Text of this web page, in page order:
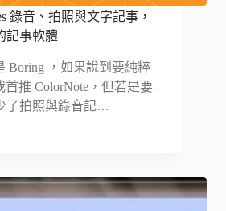
錄音、拍照與文字記事，
記事軟體
Boring ，如果說到要純粹
推 ColorNote，但若是要
了拍照與錄音記…